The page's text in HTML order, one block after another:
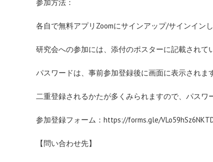
参加方法：
各自で無料アプリZoomにサインアップ/サインイン
研究会への参加には、添付のポスターに記載されて
パスワードは、事前参加登録後に画面に表示されま
二重登録されるかたが多くみられますので、パスワ
参加登録フォーム： https://forms.gle/
【問い合わせ先】